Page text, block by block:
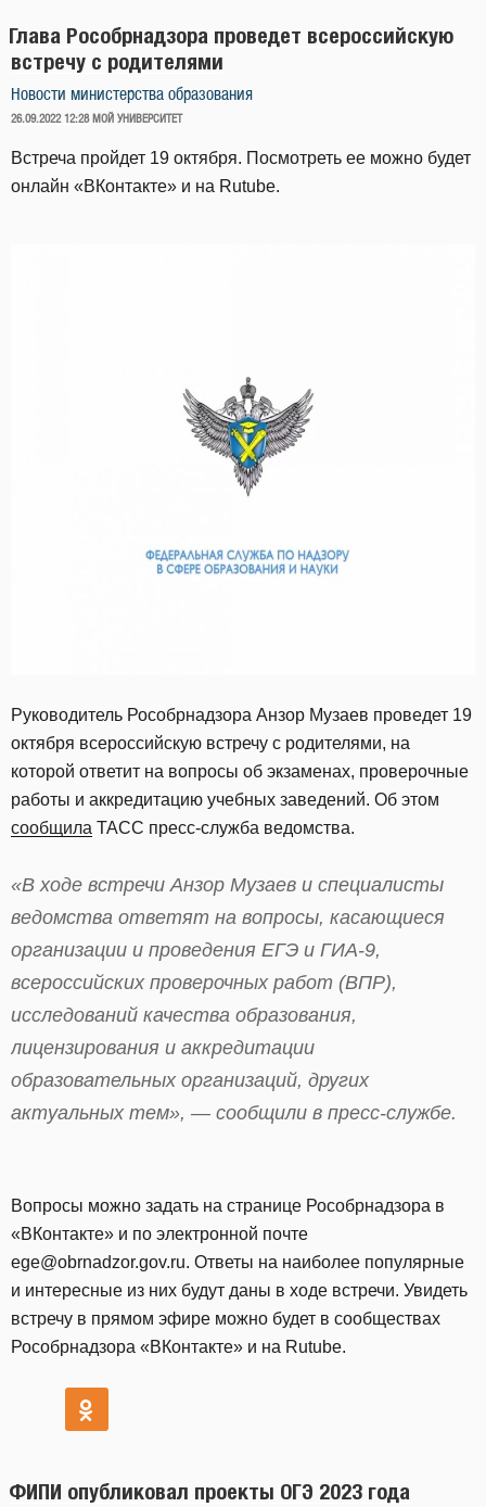
Глава Рособрнадзора проведет всероссийскую
встречу с родителями
Новости министерства образования
ОПУБЛИКОВАНО
26.09.2022 12:28 МОЙ УНИВЕРСИТЕТ
Встреча пройдет 19 октября. Посмотреть ее можно будет
онлайн «ВКонтакте» и на Rutube.
Руководитель Рособрнадзора Анзор Музаев проведет 19
октября всероссийскую встречу с родителями, на
которой ответит на вопросы об экзаменах, проверочные
работы и аккредитацию учебных заведений. Об этом
сообщила ТАСС пресс-служба ведомства.
«В ходе встречи Анзор Музаев и специалисты
ведомства ответят на вопросы, касающиеся
организации и проведения ЕГЭ и ГИА-9,
всероссийских проверочных работ (ВПР),
исследований качества образования,
лицензирования и аккредитации
образовательных организаций, других
актуальных тем», — сообщили в пресс-службе.
Вопросы можно задать на странице Рособрнадзора в
«ВКонтакте» и по электронной почте
ege@obrnadzor.gov.ru. Ответы на наиболее популярные
и интересные из них будут даны в ходе встречи. Увидеть
встречу в прямом эфире можно будет в сообществах
Рособрнадзора «ВКонтакте» и на Rutube.
ФИПИ опубликовал проекты ОГЭ 2023 года